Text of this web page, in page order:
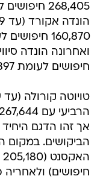
חיפושים לעומת 2,397 מודעות מכירה.
אך זהו הדגם
הביקושים. במקום
חיפושים)